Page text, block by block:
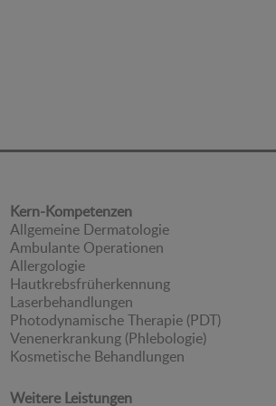
Kern-Kompetenzen
Allgemeine Dermatologie
Ambulante Operationen
Allergologie
Hautkrebsfrüherkennung
Laserbehandlungen
Photodynamische Therapie (PDT)
Venenerkrankung (Phlebologie)
Kosmetische Behandlungen
Weitere Leistungen